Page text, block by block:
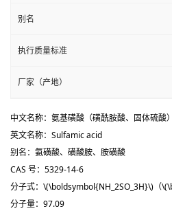
别名
执行质量标准
厂家（产地）
中文名称： 氨基磺酸（磺酰胺酸、固体硫酸）
英文名称：Sulfamic acid
别名：氨磺酸、磺酸胺、胺磺酸
CAS 号： 5329-14-6
分子式： \(\boldsymbol{NH_2SO_3H}\) （
分子量：97.09